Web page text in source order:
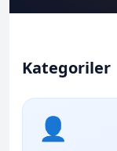
Kategoriler
👤